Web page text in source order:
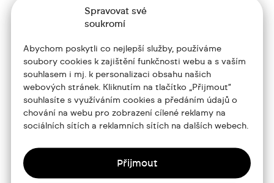
Spravovat své
soukromí
Abychom poskytli co nejlepší služby, používáme
soubory cookies k zajištění funkčnosti webu a s vaším
souhlasem i mj. k personalizaci obsahu našich
webových stránek. Kliknutím na tlačítko „Přijmout“
souhlasíte s využíváním cookies a předáním údajů o
chování na webu pro zobrazení cílené reklamy na
sociálních sítích a reklamních sítích na dalších webech.
Přijmout
Portfolio
O mně
Služby
Blog
Kontakt
+420 773 986 416
jtdesign@joseftrakal.cz